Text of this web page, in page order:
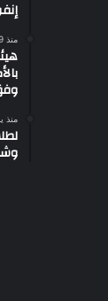
منذ 19 ساعة
منذ